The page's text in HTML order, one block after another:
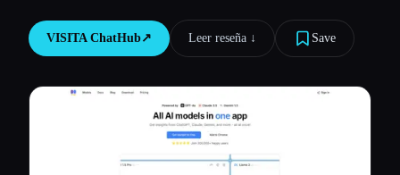
Comparar herramientas
Todas las categorías
VISITA ChatHub↗︎ Leer reseña ↓︎ Save